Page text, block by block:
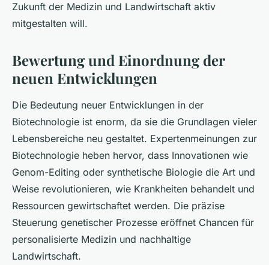
Zukunft der Medizin und Landwirtschaft aktiv
mitgestalten will.
Bewertung und Einordnung der
neuen Entwicklungen
Die Bedeutung neuer Entwicklungen in der
Biotechnologie ist enorm, da sie die Grundlagen vieler
Lebensbereiche neu gestaltet. Expertenmeinungen zur
Biotechnologie heben hervor, dass Innovationen wie
Genom-Editing oder synthetische Biologie die Art und
Weise revolutionieren, wie Krankheiten behandelt und
Ressourcen gewirtschaftet werden. Die präzise
Steuerung genetischer Prozesse eröffnet Chancen für
personalisierte Medizin und nachhaltige
Landwirtschaft.